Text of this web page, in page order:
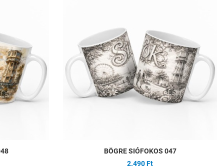
Gyors nézet
BÖGRE SIÓFOKOS 047
2.490 Ft